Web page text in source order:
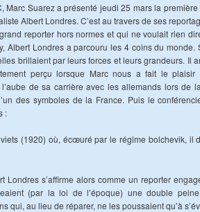
Marc Suarez a présenté jeudi 25 mars la
Albert Londres. C’est au travers de ses
reporter hors normes et qui ne voulait rien
Albert Londres a parcouru les 4 coins du monde.
brillaient par leurs forces et leurs grandeurs. Il
perçu lorsque Marc nous a fait le
l’aube de sa carrière avec les allemands lors de
des symboles de la France. Puis le
:
(1920) où, écœuré par le régime bolchevik, il
Londres s’affirme alors comme un reporter
(par la loi de l’époque) une double
qui, au lieu de réparer, ne les poussaient qu’à